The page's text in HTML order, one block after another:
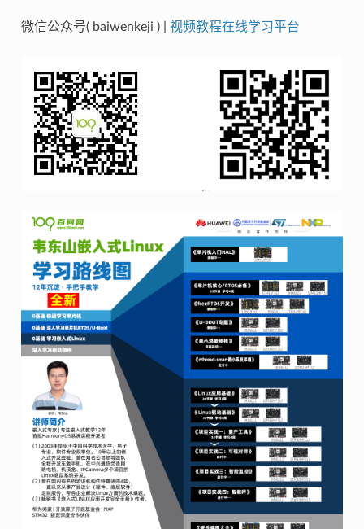
微信公众号( baiwenkeji ) | 视频教程在线学习平台